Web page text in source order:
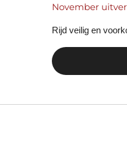
November
Rijd veilig en